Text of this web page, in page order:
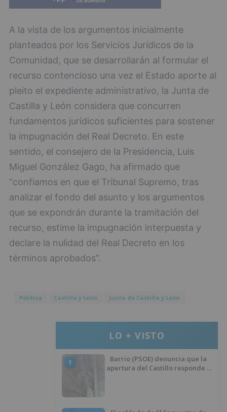
A la vista de los argumentos inicialmente
planteados por los Servicios Jurídicos de la
Comunidad, que se desarrollarán al formular el
recurso contencioso una vez el Estado aporte al
pleito el expediente administrativo, la Junta de
Castilla y León considera que concurren
fundamentos jurídicos suficientes para sostener
la impugnación del Real Decreto. En este
sentido, el consejero de la Presidencia, Luis
Miguel González Gago, ha afirmado que
“confiamos en que el Tribunal Supremo, tras
analizar el fondo del asunto y los argumentos
que se expondrán durante la tramitación del
recurso, estime la impugnación interpuesta y
declare la nulidad del Real Decreto en los
términos aprobados”.
Política Castilla y León Junta de Castilla y León
LO + VISTO
1
Barrio (PSOE) denuncia que la
apertura del Castillo responde a